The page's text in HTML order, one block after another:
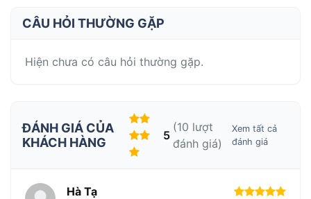
CÂU HỎI THƯỜNG GẶP
Hiện chưa có câu hỏi thường gặp.
ĐÁNH GIÁ CỦA
KHÁCH HÀNG
5
(10 lượt
đánh giá)
Xem tất cả
đánh giá
Hà Tạ